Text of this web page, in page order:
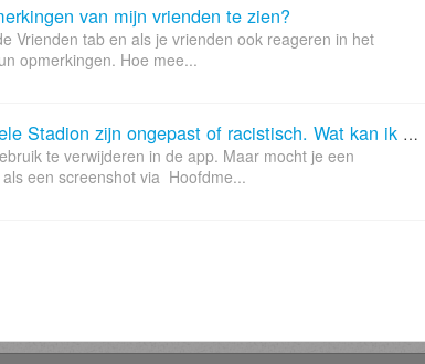
van mijn vrienden te zien?
Vrienden tab en als je vrienden ook reageren in het
opmerkingen. Hoe mee...
Sommige opmerking in het Virtuele Stadion zijn ongepast of racistisch. Wat kan ik doen?
te verwijderen in de app. Maar mocht je een
een screenshot via Hoofdme...